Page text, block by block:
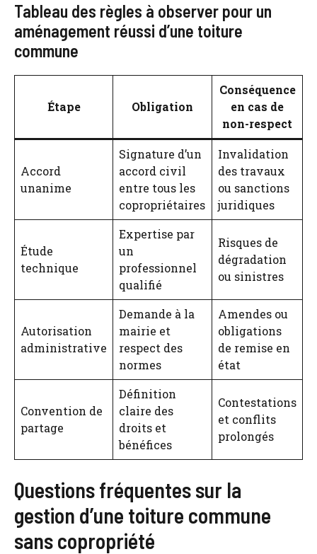
Tableau des règles à observer pour un
aménagement réussi d’une toiture
commune
Étape Obligation
Conséquence
en cas de
non-respect
Accord
unanime
Signature d’un
accord civil
entre tous les
copropriétaires
Invalidation
des travaux
ou sanctions
juridiques
Étude
technique
Expertise par
un
professionnel
qualifié
Risques de
dégradation
ou sinistres
Autorisation
administrative
Demande à la
mairie et
respect des
normes
Amendes ou
obligations
de remise en
état
Convention de
partage
Définition
claire des
droits et
bénéfices
Contestations
et conflits
prolongés
Questions fréquentes sur la
gestion d’une toiture commune
sans copropriété